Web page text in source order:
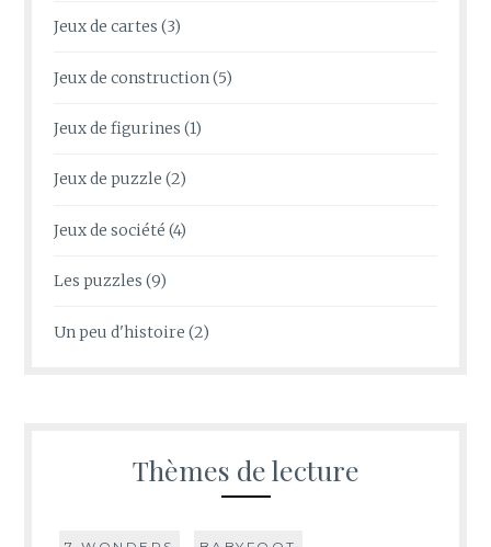
Jeux de cartes (3)
Jeux de construction(5)
Jeux de figurines (1)
Jeux de puzzle (2)
Jeux de société (4)
Les puzzles (9)
Un peu d'histoire (2)
Thèmes de lecture